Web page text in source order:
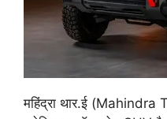
महिंद्रा थार.ई (Mahindra